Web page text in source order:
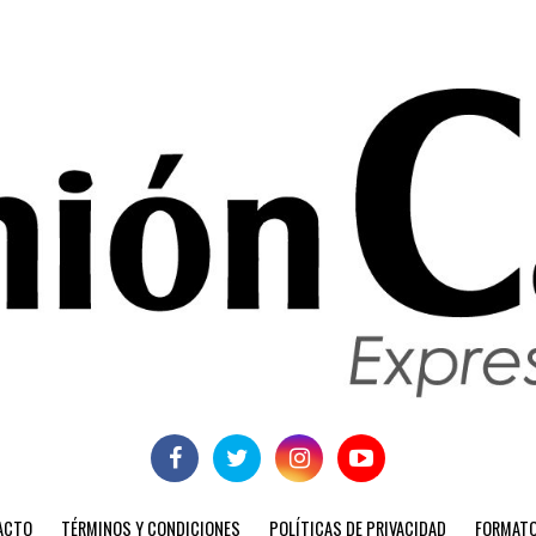
TÉRMINOS Y CONDICIONES POLÍTICAS DE PRIVACIDAD